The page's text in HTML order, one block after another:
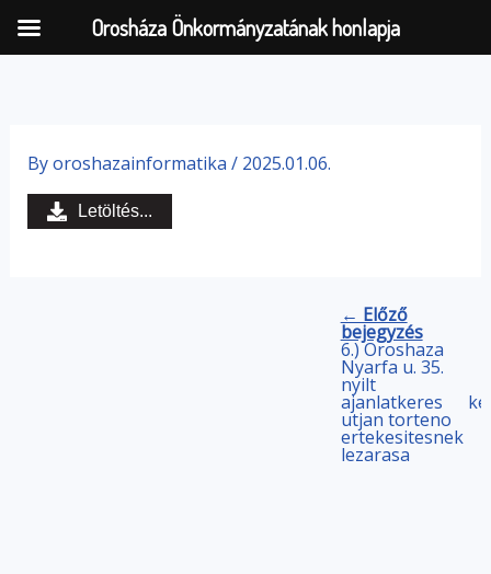
content
Byoroshazainformatika / 2025.01.06.
Letöltés...
← Előző
bejegyzés
6.) Oroshaza
Nyarfa u. 35.
nyilt
ajanlatkeres
utjan torteno
ertekesitesnek
lezarasa
Orosháza Önkormányzatának honlapja